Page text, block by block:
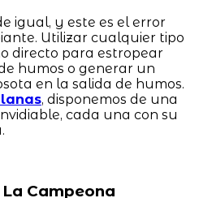
igual, y este es el error
Utilizar cualquier tipo
directo para estropear
humos o generar un
en la salida de humos.
, disponemos de una
cada una con su
Campeona